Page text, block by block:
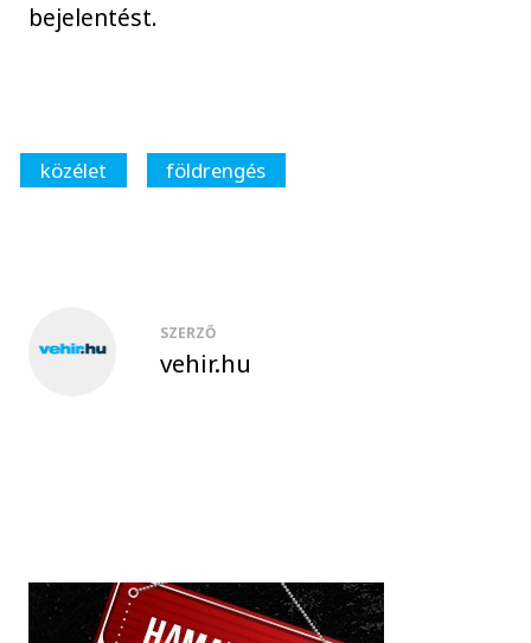
bejelentést.
közélet földrengés
SZERZŐ
vehir.hu